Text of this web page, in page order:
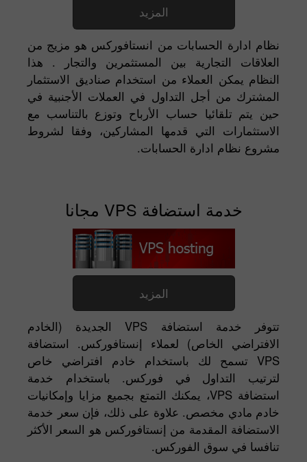
المزيد
نظام ادارة الحسابات من انستافوركس هو مزيج من
العلاقات التجارية بين المستثمرين والتجار . هذا
النظام يمكن العملاء من استخدام صناديق الاستثمار
المشترك من أجل التداول في العملات الأجنبية في
حين يتم تلقائيا حساب الأرباح وتوزع بالتناسب مع
الاستثمارات التي قدمها المشاركين، وفقا لشروط
مشروع نظام ادارة الحسابات.
خدمة استضافة VPS مجانا
المزيد
تتوفر خدمة استضافة VPS الجديدة (الخادم
الافتراضي الخاص) لعملاء إنستافوركس. استضافة
VPS تسمح لك باستخدام خادم افتراضي خاص
لترتيب التداول في فوركس. باستخدام خدمة
استضافة VPS، يمكنك التمتع بجميع مزايا وإمكانيات
خادم مادي مخصص. علاوة على ذلك، فإن سعر خدمة
الاستضافة المقدمة من إنستافوركس هو السعر الأكثر
تنافسا في سوق الفوركس.